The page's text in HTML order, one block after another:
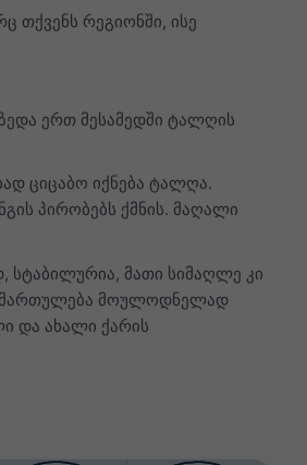
თქვენს რეგიონში, ისე
ერთ მესამედში ტალღის
ციცაბო იქნება ტალღა.
პირობებს ქმნის. მაღალი
სტაბილურია, მათი სიმაღლე კი
მოულოდნელად
და ახალი ქარის